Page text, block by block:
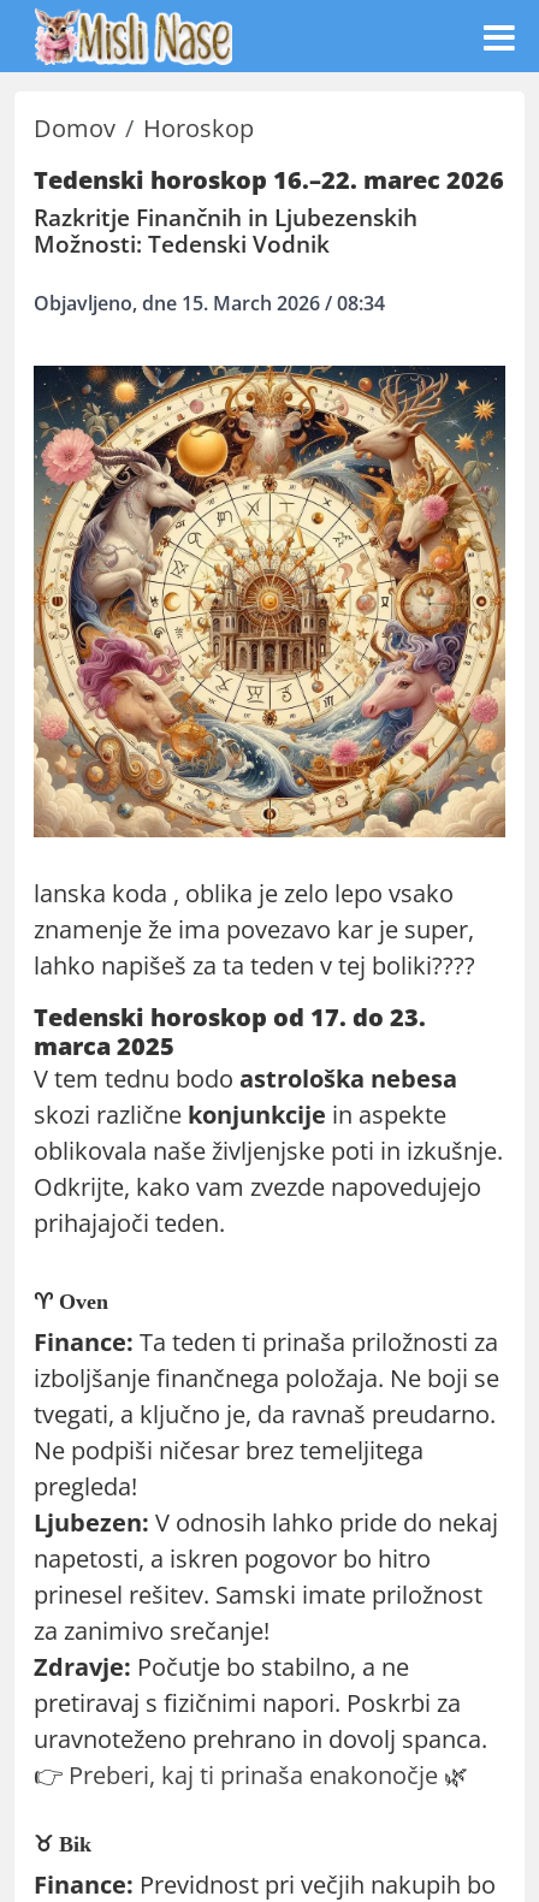
Domov
Horoskop
Tedenski horoskop 16.–22. marec 2026
Razkritje Finančnih in Ljubezenskih
Možnosti: Tedenski Vodnik
Objavljeno, dne 15. March 2026 / 08:34
lanska koda , oblika je zelo lepo vsako
znamenje že ima povezavo kar je super,
lahko napišeš za ta teden v tej boliki????
Tedenski horoskop od 17. do 23.
marca 2025
V tem tednu bodo astrološka nebesa
skozi različne konjunkcije in aspekte
oblikovala naše življenjske poti in izkušnje.
Odkrijte, kako vam zvezde napovedujejo
prihajajoči teden.
♈ Oven
Finance: Ta teden ti prinaša priložnosti za
izboljšanje finančnega položaja. Ne boji se
tvegati, a ključno je, da ravnaš preudarno.
Ne podpiši ničesar brez temeljitega
pregleda!
Ljubezen: V odnosih lahko pride do nekaj
napetosti, a iskren pogovor bo hitro
prinesel rešitev. Samski imate priložnost
za zanimivo srečanje!
Zdravje: Počutje bo stabilno, a ne
pretiravaj s fizičnimi napori. Poskrbi za
uravnoteženo prehrano in dovolj spanca.
👉 Preberi, kaj ti prinaša enakonočje 🌿
♉ Bik
Finance: Previdnost pri večjih nakupih bo